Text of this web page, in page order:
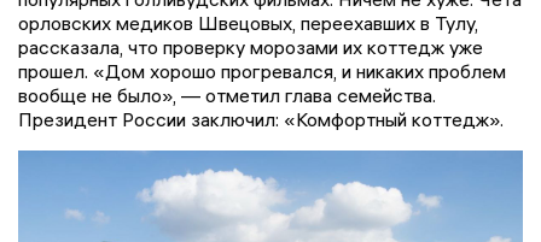
орловских медиков Швецовых, переехавших в Тулу,
рассказала, что проверку морозами их коттедж уже
прошел. «Дом хорошо прогревался, и никаких проблем
вообще не было», — отметил глава семейства.
Президент России заключил: «Комфортный коттедж».